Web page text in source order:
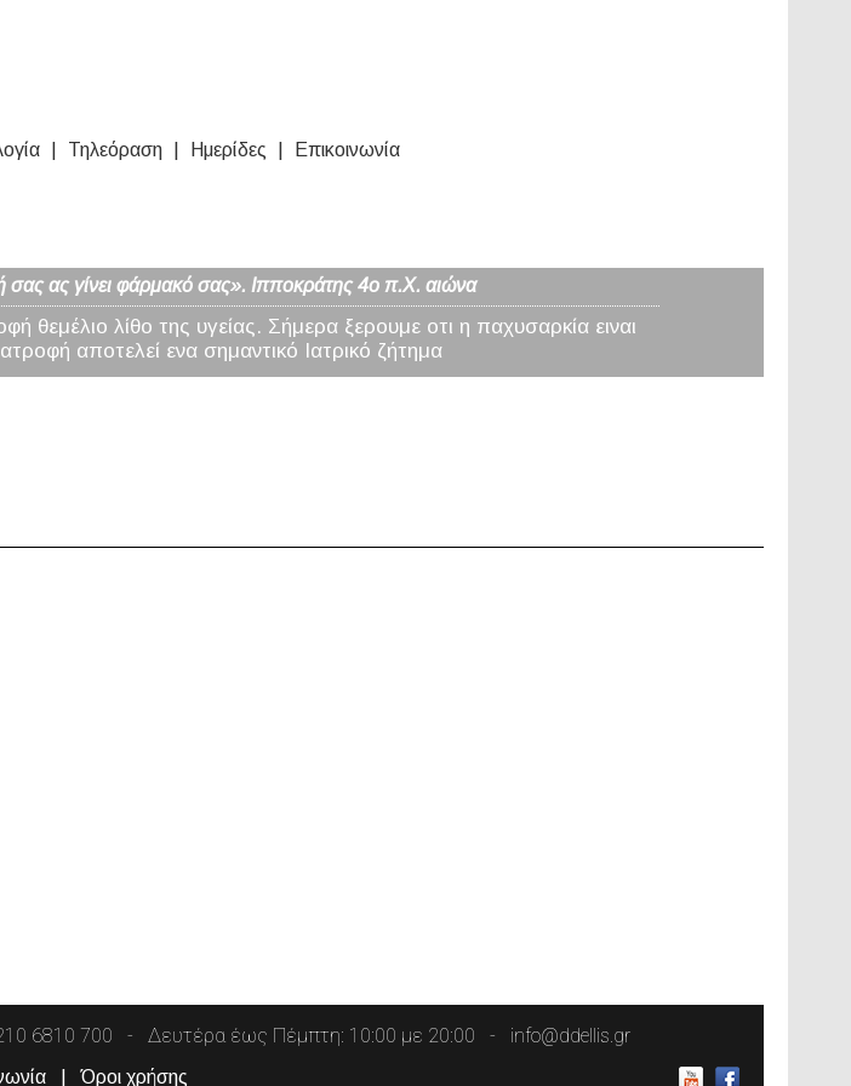
Τηλεόραση Ημερίδες Επικοινωνία
σας ας γίνει φάρμακό σας». Ιπποκράτης 4ο π.Χ. αιώνα
θεμέλιο λίθο της υγείας. Σήμερα ξερουμε οτι η παχυσαρκία ειναι
αποτελεί ενα σημαντικό Ιατρικό ζήτημα
6810 700 Δευτέρα έως Πέμπτη: 10:00 με 20:00 info@ddellis.gr
Όροι χρήσης